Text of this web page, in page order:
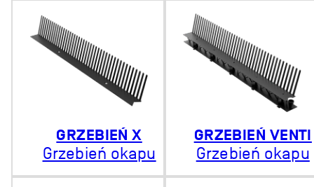
GRZEBIEŃ X
Grzebień okapu
GRZEBIEŃ VENTI
Grzebień okapu